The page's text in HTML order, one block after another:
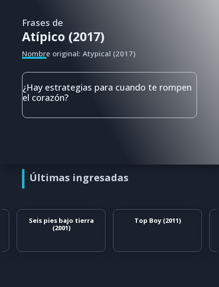
Frases de
Atípico (2017)
Nombre original: Atypical (2017)
¿Hay estrategias para cuando te rompen
el corazón?
Últimas ingresadas
Seis pies bajo tierra
(2001)
Top Boy (2011)